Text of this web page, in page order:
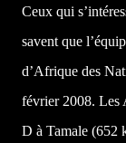
Ceux qui
savent que
d’Afrique des
février 2008. Les
D à Tamale (652